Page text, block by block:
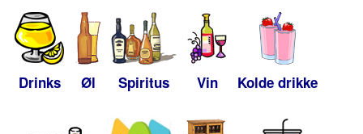
Drinks Øl Spiritus Vin Kolde drikke